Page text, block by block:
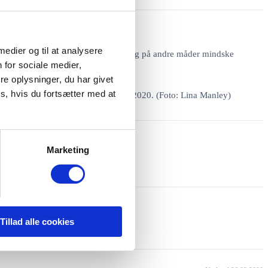
og til at analysere
for sociale medier,
oplysninger, du har givet
hvis du fortsætter med at
Marketing
Tillad alle cookies
Fra et Bo Vandsikkert-kursus i 2020. (Foto: Lina Manley)